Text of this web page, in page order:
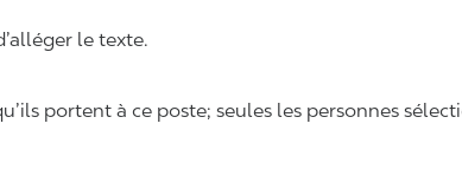
le texte.
portent à ce poste; seules les personnes